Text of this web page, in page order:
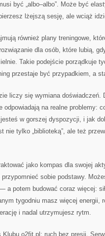
być „albo–albo”. Może być
lżejszą sesję, ale wciąż
również plany treningowe,
rozwiązanie dla osób, które lubią,
Takie podejście porządkuje
przestaje być przypadkiem, a
liczy się wymiana doświadczeń.
odpowiadają na realne problemy:
w gorszej dyspozycji, i jak
nie tylko „biblioteką”, ale też
jako kompas dla swojej
sobie podstawy.
a potem budować coraz więcej:
tygodniu masz więcej energii,
i nadal utrzymujesz rytm.
Klubu o2fit.pl: ruch bez presji.